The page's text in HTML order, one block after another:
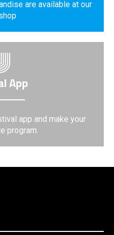
are available at our
App
app and make your
program.